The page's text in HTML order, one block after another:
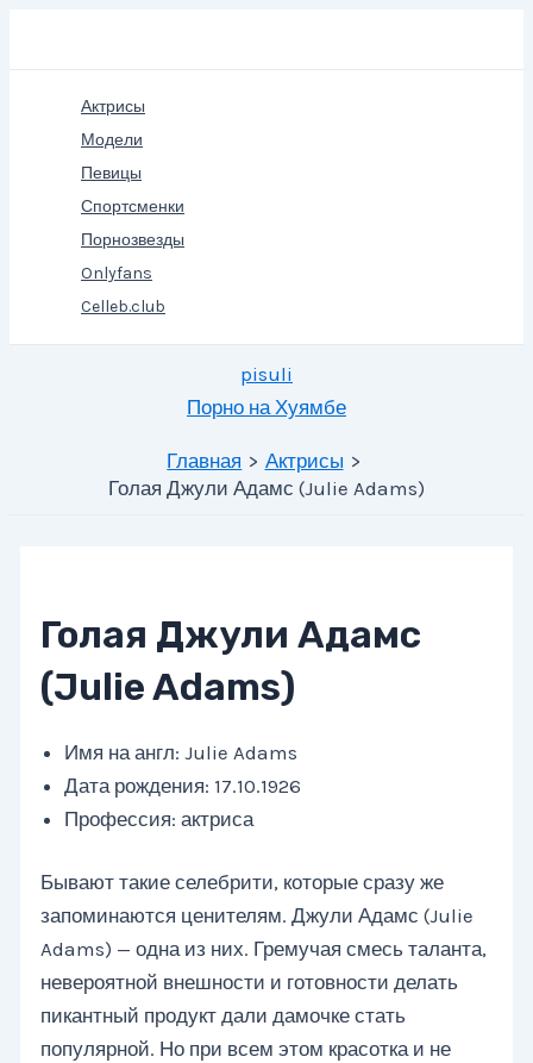
Актрисы
Модели
Певицы
Спортсменки
Порнозвезды
Onlyfans
Celleb.club
pisuli
Порно на Хуямбе
Главная
Актрисы
Голая Джули Адамс (Julie Adams)
Голая Джули Адамс
(Julie Adams)
Имя на англ: Julie Adams
Дата рождения: 17.10.1926
Профессия: актриса
Бывают такие селебрити, которые сразу же
запоминаются ценителям. Джули Адамс (Julie
Adams) — одна из них. Гремучая смесь таланта,
невероятной внешности и готовности делать
пикантный продукт дали дамочке стать
популярной. Но при всем этом красотка и не